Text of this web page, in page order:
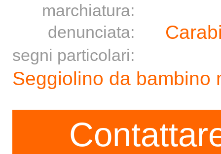
marchiatura:
denunciata:
segni particolari:
Seggiolino da bambino